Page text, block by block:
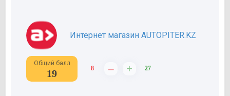
Интернет магазин AUTOPITER.KZ
Общий балл
19 8 – + 27